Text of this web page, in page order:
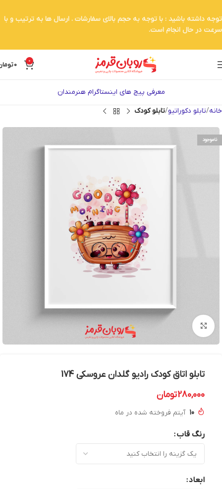
0
0
معرفی پیج های اینستاگرام هنرمندان
خانه تابلو دکوراتیو تابلو کودک
ناموجود
بزرگنمایی تصویر
تابلو اتاق کودک رادیو گلدان عروسکی 174
280,000تومان
10 آیتم فروخته شده در ماه
رنگ قاب
ابعاد
توجه داشته باشید : با توجه به حجم بالای سفارشات . ارسال ها به ترتیب و با
سرعت در حال انجام است.